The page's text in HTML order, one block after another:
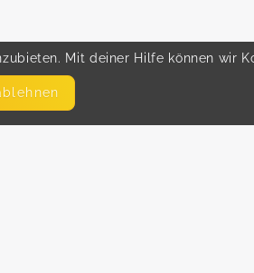
Mit deiner Hilfe können wir